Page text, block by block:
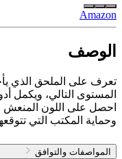
Amazon
الوصف
تعرف على الملحق الذي
احصل على اللون المنعش
وحماية المكتب التي
المواصفات والتوافق